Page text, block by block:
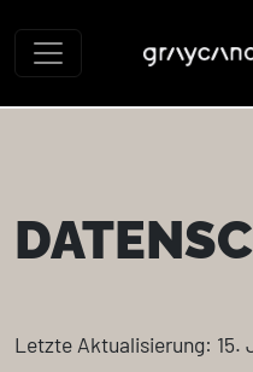
Letzte Aktualisierung: 15.